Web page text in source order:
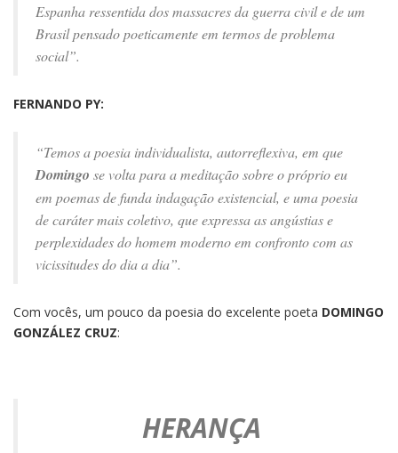
Espanha ressentida dos massacres da guerra civil e de um
Brasil pensado poeticamente em termos de problema
social”.
FERNANDO PY:
“Temos a poesia individualista, autorreflexiva, em que
Domingo se volta para a meditação sobre o próprio eu
em poemas de funda indagação existencial, e uma poesia
de caráter mais coletivo, que expressa as angústias e
perplexidades do homem moderno em confronto com as
vicissitudes do dia a dia”.
Com vocês, um pouco da poesia do excelente poeta DOMINGO
GONZÁLEZ CRUZ:
HERANÇA